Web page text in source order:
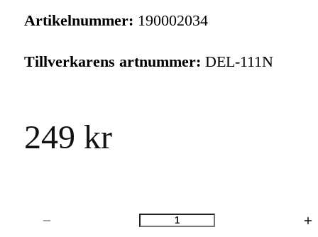
Artikelnummer: 190002034
Tillverkarens artnummer: DEL-111N
249 kr
Antal